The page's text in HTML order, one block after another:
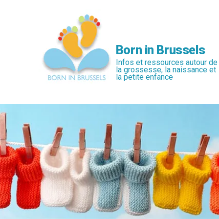
Born in Brussels
Infos et ressources autour de
la grossesse, la naissance et
la petite enfance